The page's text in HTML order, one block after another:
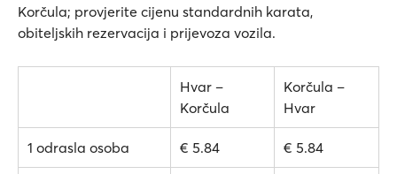
Korčula; provjerite cijenu standardnih karata,
obiteljskih rezervacija i prijevoza vozila.
Hvar –
Korčula
Korčula –
Hvar
1 odrasla osoba € 5.84 € 5.84